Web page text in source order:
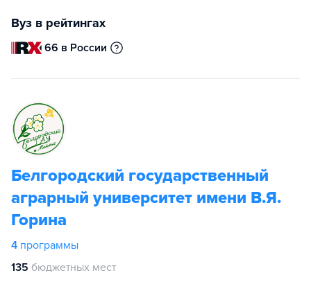
Вуз в рейтингах
66 в России
Белгородский государственный
аграрный университет имени В.Я.
Горина
4 программы
135 бюджетных мест